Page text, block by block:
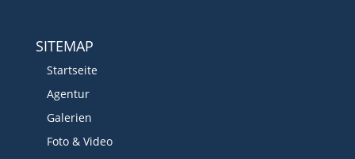
SITEMAP
Startseite
Agentur
Galerien
Foto & Video